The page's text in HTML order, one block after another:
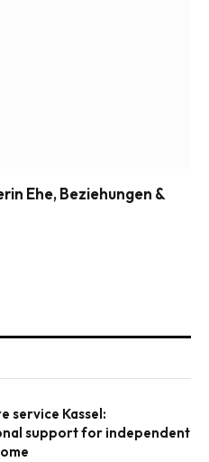
Ehe, Beziehungen &
service Kassel:
support for independent